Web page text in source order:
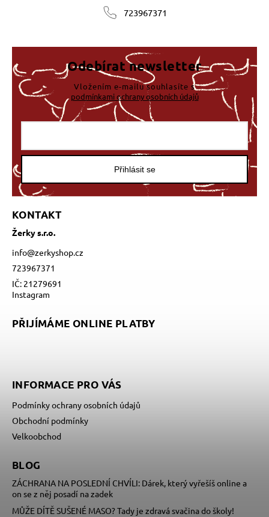
723967371
KONTAKT
Žerky s.r.o.
info@zerkyshop.cz
723967371
IČ: 21279691
Instagram
Odebírat newsletter
Vložením e-mailu souhlasíte s
podmínkami ochrany osobních údajů
Přihlásit se
PŘIJÍMÁME ONLINE PLATBY
INFORMACE PRO VÁS
Podmínky ochrany osobních údajů
Obchodní podmínky
Velkoobchod
BLOG
ZÁCHRANA NA POSLEDNÍ CHVÍLI: Dárek, který vyřešíš online a
on se z něj posadí na zadek
MŮŽE DÍTĚ SUŠENÉ MASO? Tady je zdravá svačina do školy!